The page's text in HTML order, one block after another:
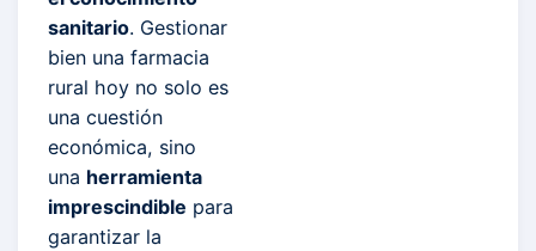
sanitario. Gestionar
bien una farmacia
rural hoy no solo es
una cuestión
económica, sino
una herramienta
imprescindible para
garantizar la